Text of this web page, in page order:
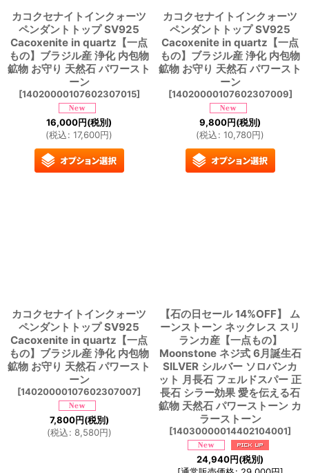
カコクセナイトインクォーツ
ペンダントトップ SV925
Cacoxenite in quartz【一点
もの】ブラジル産 浄化 内包物
鉱物 お守り 天然石 パワースト
ーン
[14020000107602307015]
16,000円(税別)
(税込: 17,600円)
カコクセナイトインクォーツ
ペンダントトップ SV925
Cacoxenite in quartz【一点
もの】ブラジル産 浄化 内包物
鉱物 お守り 天然石 パワースト
ーン
[14020000107602307009]
9,800円(税別)
(税込: 10,780円)
カコクセナイトインクォーツ
ペンダントトップ SV925
Cacoxenite in quartz【一点
もの】ブラジル産 浄化 内包物
鉱物 お守り 天然石 パワースト
ーン
[14020000107602307007]
7,800円(税別)
(税込: 8,580円)
【石の日セール 14%OFF】 ム
ーンストーン ネックレス スリ
ランカ産【一点もの】
Moonstone ネジ式 6月誕生石
SILVER シルバー ソロバンカ
ット 月長石 フェルドスパー 正
長石 シラー効果 愛を伝える石
鉱物 天然石 パワーストーン カ
ラーストーン
[14030000014402104001]
24,940円(税別)